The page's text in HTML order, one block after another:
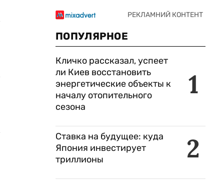
ПОПУЛЯРНОЕ
1
Кличко рассказал, успеет
ли Киев восстановить
энергетические объекты к
началу отопительного
сезона
2
Ставка на будущее: куда
Япония инвестирует
триллионы